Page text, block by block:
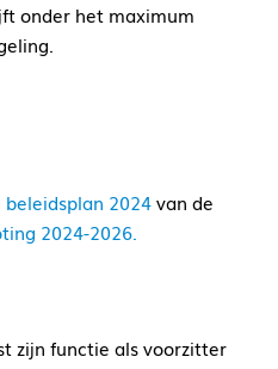
onder het maximum
2024van de
2024-2026.
zijn functie als voorzitter